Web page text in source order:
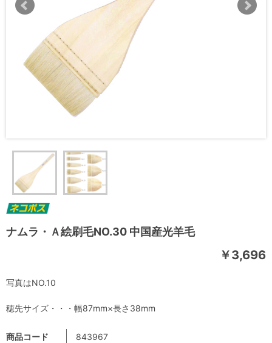
ナムラ・Ａ絵刷毛NO.30 中国産光羊毛
￥3,696
商品コード 843967
写真はNO.10
穂先サイズ・・・幅87mm×長さ38mm